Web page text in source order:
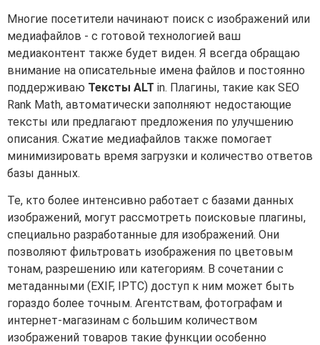
Многие посетители начинают поиск с изображений или
медиафайлов - с готовой технологией ваш
медиаконтент также будет виден. Я всегда обращаю
внимание на описательные имена файлов и постоянно
поддерживаю Тексты ALT in. Плагины, такие как SEO
Rank Math, автоматически заполняют недостающие
тексты или предлагают предложения по улучшению
описания. Сжатие медиафайлов также помогает
минимизировать время загрузки и количество ответов
базы данных.
Те, кто более интенсивно работает с базами данных
изображений, могут рассмотреть поисковые плагины,
специально разработанные для изображений. Они
позволяют фильтровать изображения по цветовым
тонам, разрешению или категориям. В сочетании с
метаданными (EXIF, IPTC) доступ к ним может быть
гораздо более точным. Агентствам, фотографам и
интернет-магазинам с большим количеством
изображений товаров такие функции особенно